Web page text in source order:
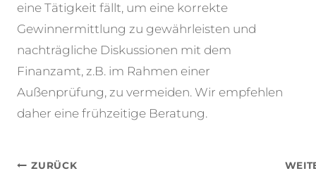
eine Tätigkeit fällt, um eine korrekte
Gewinnermittlung zu gewährleisten und
nachträgliche Diskussionen mit dem
Finanzamt, z.B. im Rahmen einer
Außenprüfung, zu vermeiden. Wir empfehlen
daher eine frühzeitige Beratung.
Beitragsnavigation
ZURÜCK